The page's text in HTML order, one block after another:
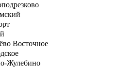
Восточное
Жулебино